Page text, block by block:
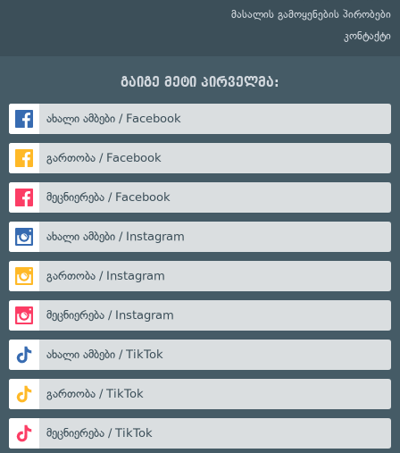
მასალის გამოყენების პირობები
კონტაქტი
გაიგე მეტი პირველმა:
ახალი ამბები / Facebook
გართობა / Facebook
მეცნიერება / Facebook
ახალი ამბები / Instagram
გართობა / Instagram
მეცნიერება / Instagram
ახალი ამბები / TikTok
გართობა / TikTok
მეცნიერება / TikTok